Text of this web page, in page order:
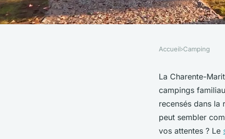
Découvrez les
explorer en
Accueil›Camping
La Charente-
campings
recensés dans
peut sembler
vos attentes ? Le